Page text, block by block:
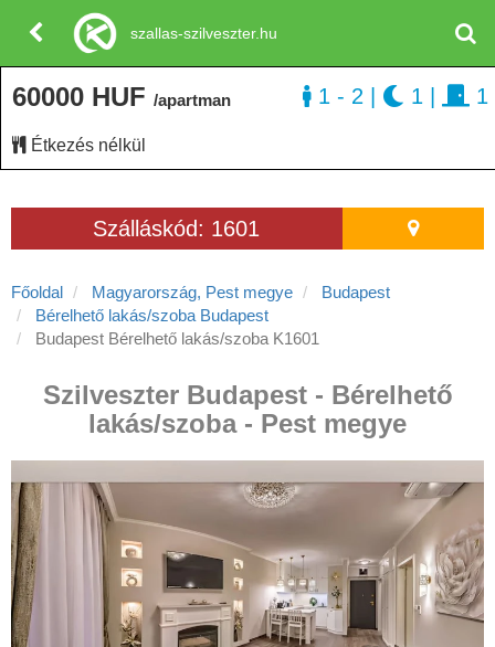
Szálláskód: 1601
Főoldal Magyarország, Pest megye
Budapest
Bérelhető lakás/szoba Budapest
Budapest Bérelhető lakás/szoba K1601
Szilveszter Budapest - Bérelhető
lakás/szoba - Pest megye
60000 HUF /apartman
Étkezés nélkül
1 - 2 1 1
szallas-szilveszter.hu